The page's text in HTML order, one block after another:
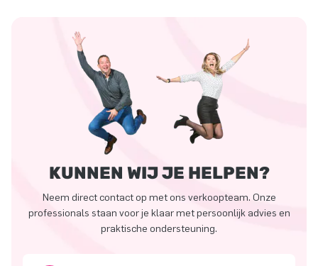
KUNNEN WIJ JE HELPEN?
Neem direct contact op met ons verkoopteam. Onze
professionals staan voor je klaar met persoonlijk advies en
praktische ondersteuning.